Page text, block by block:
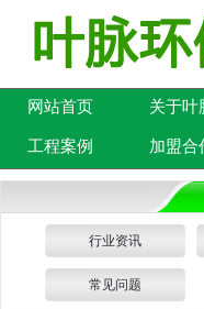
网站首页 关于叶
工程案例 加盟合
行业资讯
常见问题